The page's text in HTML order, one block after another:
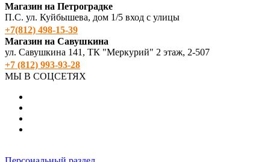
Магазин на Петроградке
П.С. ул. Куйбышева, дом 1/5 вход с улицы
+7(812) 498‑15-39
Магазин на Савушкина
ул. Савушкина 141, ТК "Меркурий" 2 этаж, 2-507
+7 (812) 993-93-28
МЫ В СОЦСЕТЯХ